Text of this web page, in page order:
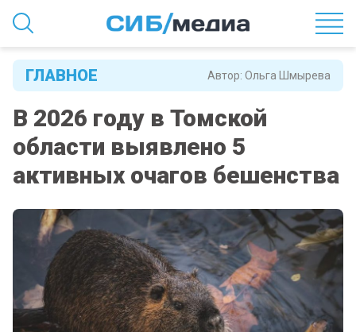
Автор: Ольга Шмырева
ГЛАВНОЕ
В 2026 году в Томской
области выявлено 5
активных очагов бешенства